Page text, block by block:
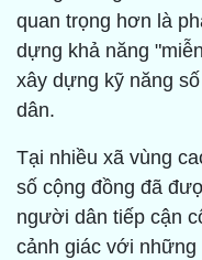
quan trọng hơn là
dựng khả năng
xây dựng kỹ năng
dân.
Tại nhiều xã vùng
số cộng đồng đã
người dân tiếp cận
cảnh giác với những